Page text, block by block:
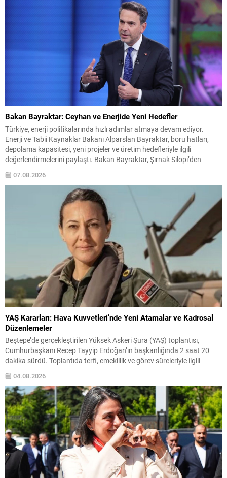
Bakan Bayraktar: Ceyhan ve Enerjide Yeni Hedefler
Türkiye, enerji politikalarında hızlı adımlar atmaya devam ediyor.
Enerji ve Tabii Kaynaklar Bakanı Alparslan Bayraktar, boru hatları,
depolama kapasitesi, yeni projeler ve üretim hedefleriyle ilgili
değerlendirmelerini paylaştı. Bakan Bayraktar, Şırnak Silopi’den
kapasiteye sahip olduğunu, bunun daha da genişletilerek 2,5 milyon
07.08.2026
YAŞ Kararları: Hava Kuvvetleri’nde Yeni Atamalar ve Kadrosal
Düzenlemeler
Beştepe’de gerçekleştirilen Yüksek Askeri Şura (YAŞ) toplantısı,
Cumhurbaşkanı Recep Tayyip Erdoğan’ın başkanlığında 2 saat 20
dakika sürdü. Toplantıda terfi, emeklilik ve görev süreleriyle ilgili
üst düzey rütbelerdeki değişiklikler açıklandı; atama ve süre
uzatmaları ile bazı personelin emekliliğe sevkleri belirlendi. Hava
Kuvvetleri...
04.08.2026